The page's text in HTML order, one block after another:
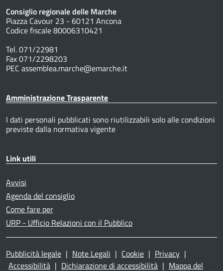
Consiglio regionale delle Marche
Piazza Cavour 23 - 60121 Ancona
Codice fiscale 80006310421
Tel. 071/22981
Fax 071/2298203
PEC assemblea.marche@emarche.it
Amministrazione Trasparente
I dati personali pubblicati sono riutilizzabili solo alle condizioni
previste dalla normativa vigente
Link utili
Avvisi
Agenda del consiglio
Come fare per
URP - Ufficio Relazioni con il Pubblico
Pubblicità legale | Note Legali | Cookie | Privacy |
Accessibilità | Dichiarazione di accessibilità | Mappa del